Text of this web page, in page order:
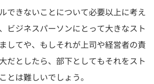
できないことについて必要以上に考え
ビジネスパーソンにとって大きなスト
してや、もしそれが上司や経営者の責
だとしたら、部下としてもそれをスト
とは難しいでしょう。